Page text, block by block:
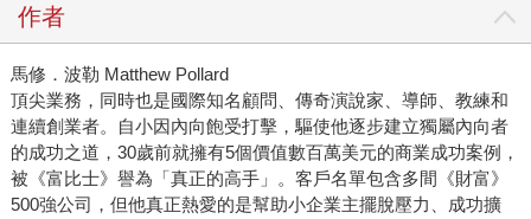
作者
馬修．波勒 Matthew Pollard
頂尖業務，同時也是國際知名顧問、傳奇演說家、導師、教練和
連續創業者。自小因內向飽受打擊，驅使他逐步建立獨屬內向者
的成功之道，30歲前就擁有5個價值數百萬美元的商業成功案例，
被《富比士》譽為「真正的高手」。客戶名單包含多間《財富》
500強公司，但他真正熱愛的是幫助小企業主擺脫壓力、成功擴